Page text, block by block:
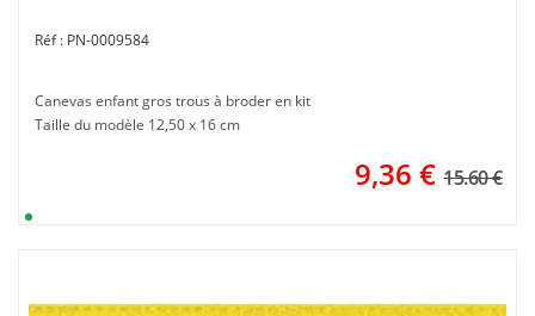
PN-0009584
Canevas enfant gros trous à broder en kit
Taille du modèle 12,50 x 16 cm
9,36 € 15.60 €